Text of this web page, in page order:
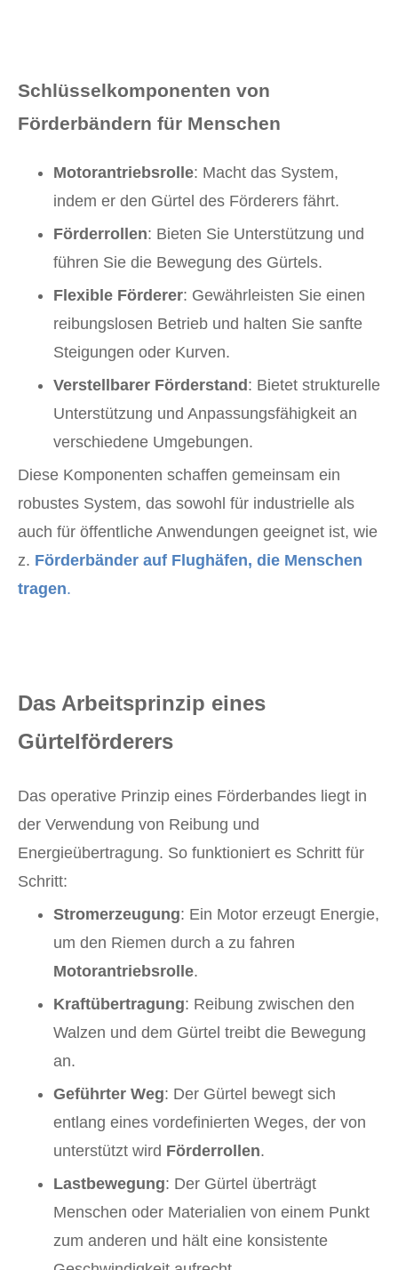
Schlüsselkomponenten von
Förderbändern für Menschen
Motorantriebsrolle: Macht das System,
indem er den Gürtel des Förderers fährt.
Förderrollen: Bieten Sie Unterstützung und
führen Sie die Bewegung des Gürtels.
Flexible Förderer: Gewährleisten Sie einen
reibungslosen Betrieb und halten Sie sanfte
Steigungen oder Kurven.
Verstellbarer Förderstand : Bietet strukturelle
Unterstützung und Anpassungsfähigkeit an
verschiedene Umgebungen.
Diese Komponenten schaffen gemeinsam ein
robustes System, das sowohl für industrielle als
auch für öffentliche Anwendungen geeignet ist, wie
z. Förderbänder auf Flughäfen, die Menschen
tragen.
Das Arbeitsprinzip eines
Gürtelförderers
Das operative Prinzip eines Förderbandes liegt in
der Verwendung von Reibung und
Energieübertragung. So funktioniert es Schritt für
Schritt:
Stromerzeugung: Ein Motor erzeugt Energie,
um den Riemen durch a zu fahren
Motorantriebsrolle.
Kraftübertragung: Reibung zwischen den
Walzen und dem Gürtel treibt die Bewegung
an.
Geführter Weg: Der Gürtel bewegt sich
entlang eines vordefinierten Weges, der von
unterstützt wird Förderrollen.
Lastbewegung: Der Gürtel überträgt
Menschen oder Materialien von einem Punkt
zum anderen und hält eine konsistente